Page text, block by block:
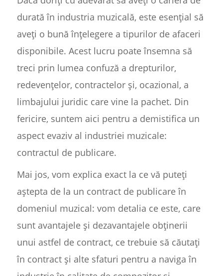
durată în industria muzicală, este esențial să
aveți o bună înțelegere a tipurilor de afaceri
disponibile. Acest lucru poate însemna să
treci prin lumea confuză a drepturilor,
redevențelor, contractelor și, ocazional, a
limbajului juridic care vine la pachet. Din
fericire, suntem aici pentru a demistifica un
aspect evaziv al industriei muzicale:
contractul de publicare.
Mai jos, vom explica exact la ce vă puteți
aștepta de la un contract de publicare în
domeniul muzical: vom detalia ce este, care
sunt avantajele și dezavantajele obținerii
unui astfel de contract, ce trebuie să căutați
în contract și alte sfaturi pentru a naviga în